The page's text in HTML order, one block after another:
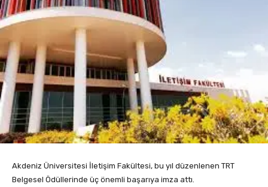
Akdeniz Üniversitesi İletişim Fakültesi, bu yıl düzenlenen TRT
Belgesel Ödüllerinde üç önemli başarıya imza attı.